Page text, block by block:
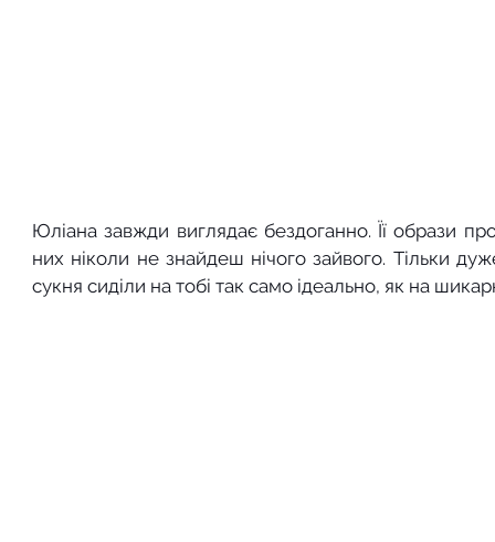
Юліана завжди виглядає бездоганно. Її образи
них ніколи не знайдеш нічого зайвого. Тільки
сукня сиділи на тобі так само ідеально, як на